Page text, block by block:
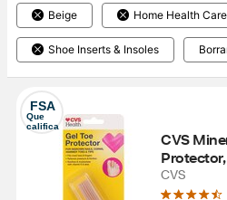
Beige Home Health Care
Shoe Inserts & Insoles
FSA
Que
califica
CVS
CVS